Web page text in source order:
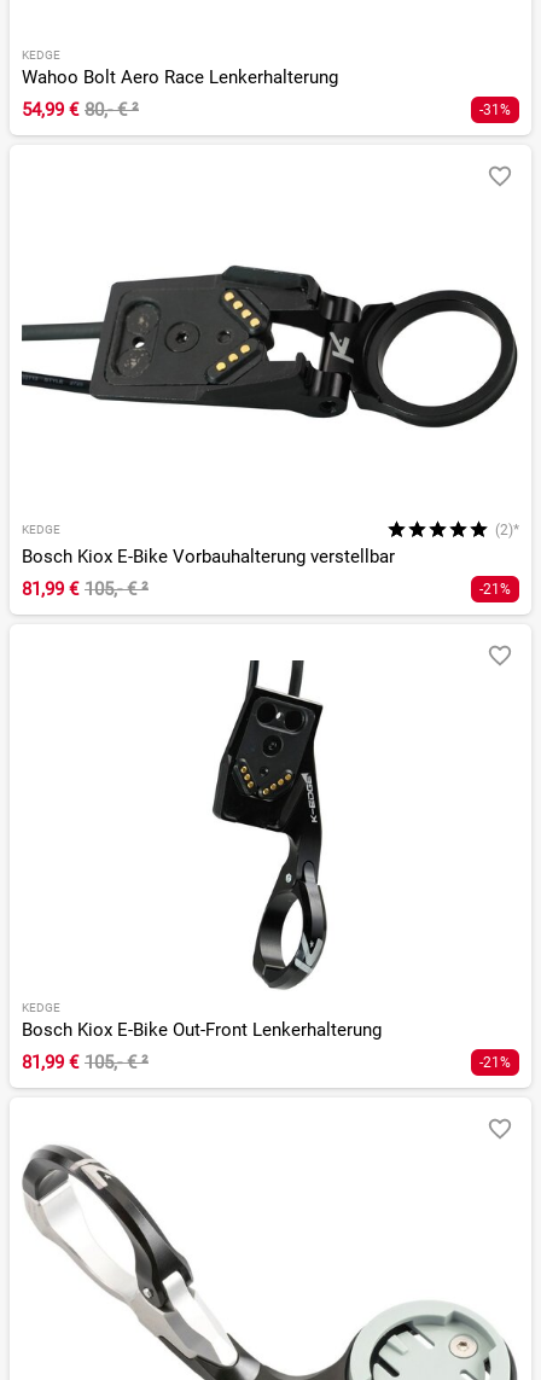
KEDGE
Wahoo Bolt Aero Race Lenkerhalterung
54,99 € 80,- €² -31%
KEDGE (2)*
Bosch Kiox E-Bike Vorbauhalterung verstellbar
81,99 € 105,- €² -21%
KEDGE
Bosch Kiox E-Bike Out-Front Lenkerhalterung
81,99 € 105,- €² -21%